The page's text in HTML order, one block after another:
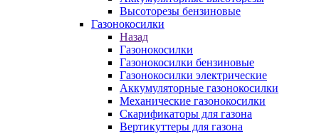
Высоторезы бензиновые
Газонокосилки
Назад
Газонокосилки
Газонокосилки бензиновые
Газонокосилки электрические
Аккумуляторные газонокосилки
Механические газонокосилки
Скарификаторы для газона
Вертикуттеры для газона